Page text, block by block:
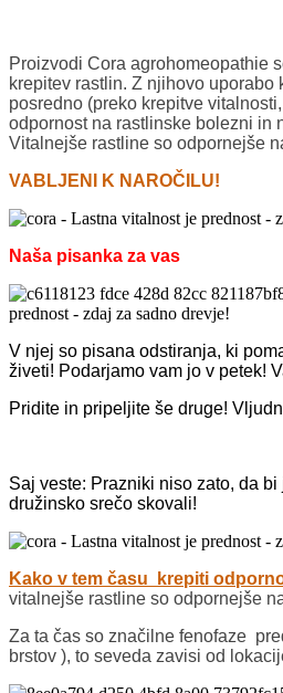
Proizvodi Cora agrohomeopathie
krepitev rastlin. Z njihovo uporabo
posredno (preko krepitve
odpornost na rastlinske bolezni in
Vitalnejše rastline so odpornejše
VABLJENI K NAROČILU!
Naša pisanka za vas
V njej so pisana odstiranja, ki
živeti! Podarjamo vam jo v petek!
Pridite in pripeljite še druge!
Saj veste: Prazniki niso zato, da
družinsko srečo skovali!
Kako v tem času krepiti
vitalnejše rastline so odpornejše
Za ta čas so značilne fenofaze
brstov ), to seveda zavisi od